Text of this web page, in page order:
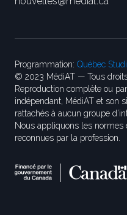
Programmation: Québec
© 2023 MédiAT — Tous
Reproduction complète ou
indépendant, MédiAT et son
rattachés à aucun groupe
Nous appliquons les
reconnues par la profession.